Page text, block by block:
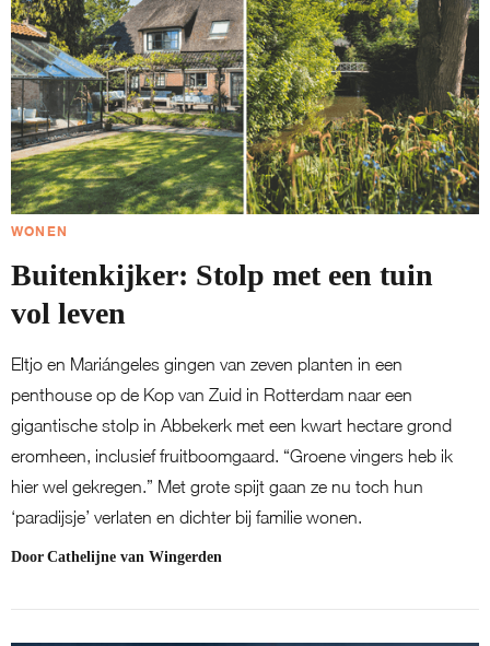
WONEN
Buitenkijker: Stolp met een tuin
vol leven
Eltjo en Mariángeles gingen van zeven planten in een
penthouse op de Kop van Zuid in Rotterdam naar een
gigantische stolp in Abbekerk met een kwart hectare grond
eromheen, inclusief fruitboomgaard. “Groene vingers heb ik
hier wel gekregen.” Met grote spijt gaan ze nu toch hun
‘paradijsje’ verlaten en dichter bij familie wonen.
Door Cathelijne van Wingerden